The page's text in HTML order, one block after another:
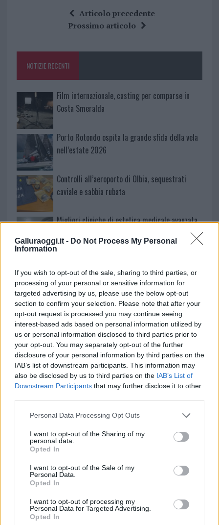
Galluraoggi.it - Do Not Process My Personal
Information
If you wish to opt-out of the sale, sharing to third parties, or
processing of your personal or sensitive information for
targeted advertising by us, please use the below opt-out
section to confirm your selection. Please note that after your
opt-out request is processed you may continue seeing
interest-based ads based on personal information utilized by
us or personal information disclosed to third parties prior to
your opt-out. You may separately opt-out of the further
disclosure of your personal information by third parties on the
IAB’s list of downstream participants. This information may
also be disclosed by us to third parties on the IAB’s List of
Downstream Participants that may further disclose it to other
Please note that this website/app uses one or more Google
not limited to your visit or usage behaviour. You may click to
grant or deny consent to Google and its third-party tags to
use your data for below specified purposes in below Google
consent section.
Personal Data Processing Opt Outs
I want to opt-out of the Sharing of my
personal data.
Opted In
I want to opt-out of the Sale of my
Personal Data.
Opted In
I want to opt-out of processing my
Personal Data for Targeted Advertising.
Opted In
o
k
te
re
at
s
p
a
re
Articolo precedente
Prossimo articolo
NOTIZIE RECENTI
Film internazionale, casting per comparse in
Costa Smeralda
Porto Rotondo ospita la grande sfida della vela
nell’estate 2026
Controlli all’aeroporto di Olbia, sequestrati
caviale e sabbia rubata
Migliori cliniche di estetica medicale avanzata
in Europa: classifica dei 5 centri di riferimento
pe…
l’inaugurazione
Andrea Mura conquista Palau: grande
partecipazione per il suo racconto
Calangianus, allarme sul centro accoglienza
minori, Albieri: “Episodi gravissimi”
NECROLOGIE
Mario Malu